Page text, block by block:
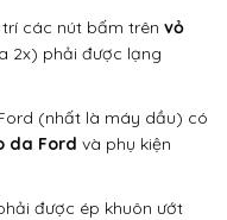
trí các nút bấm trênvỏ
2x) phải được lạng
(nhất là máy dầu) có
da Ford và phụ kiện
được ép khuôn ướt